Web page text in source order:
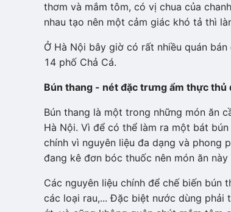
thơm và mắm tôm, có vị chua của
nhau tạo nên một cảm giác khó tả thì
Ở Hà Nội bây giờ có rất nhiều quán
14 phố Chả Cá.
Bún thang - nét đặc trưng ẩm thực thủ
Bún thang là một trong những món ăn
Hà Nội. Vì để có thể làm ra một bát
chính vì nguyên liệu đa dạng và phong
đang kê đơn bóc thuốc nên món ăn
Các nguyên liệu chính để chế biến bún
các loại rau,... Đặc biệt nước dùng phải